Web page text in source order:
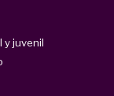
y juvenil